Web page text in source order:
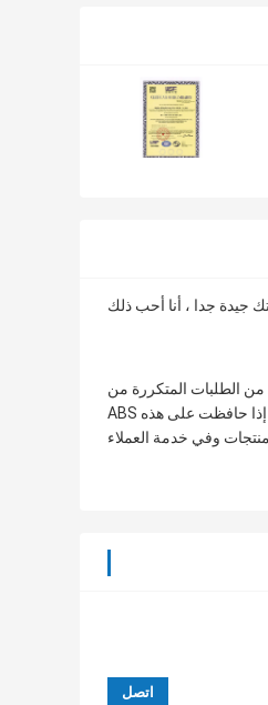
من الطلبات المتكررة من
ABS على مدار العام المقبل إذا حافظت على هذه